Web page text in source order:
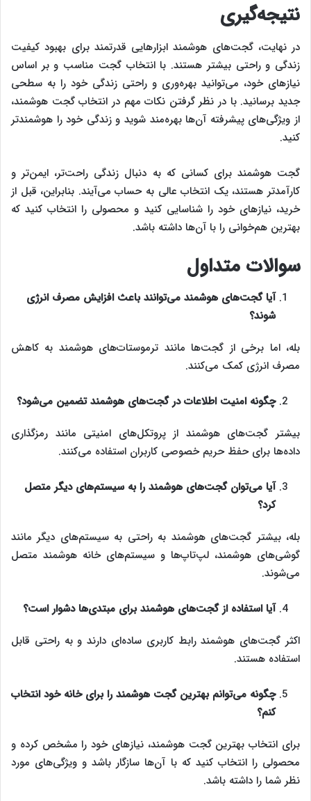
نتیجه‌گیری
در نهایت، گجت‌های هوشمند ابزارهایی قدرتمند برای بهبود کیفیت
زندگی و راحتی بیشتر هستند. با انتخاب گجت مناسب و بر اساس
نیازهای خود، می‌توانید بهره‌وری و راحتی زندگی خود را به سطحی
جدید برسانید. با در نظر گرفتن نکات مهم در انتخاب گجت هوشمند،
از ویژگی‌های پیشرفته آن‌ها بهره‌مند شوید و زندگی خود را هوشمندتر
کنید.
گجت‌ هوشمند برای کسانی که به دنبال زندگی راحت‌تر، ایمن‌تر و
کارآمدتر هستند، یک انتخاب عالی به حساب می‌آیند. بنابراین، قبل از
خرید، نیازهای خود را شناسایی کنید و محصولی را انتخاب کنید که
بهترین هم‌خوانی را با آن‌ها داشته باشد.
سوالات متداول
آیا گجت‌های هوشمند می‌توانند باعث افزایش مصرف انرژی
شوند؟
بله، اما برخی از گجت‌ها مانند ترموستات‌های هوشمند به کاهش
مصرف انرژی کمک می‌کنند.
چگونه امنیت اطلاعات در گجت‌های هوشمند تضمین می‌شود؟
بیشتر گجت‌های هوشمند از پروتکل‌های امنیتی مانند رمزگذاری
داده‌ها برای حفظ حریم خصوصی کاربران استفاده می‌کنند.
آیا می‌توان گجت‌های هوشمند را به سیستم‌های دیگر متصل
کرد؟
بله، بیشتر گجت‌های هوشمند به راحتی به سیستم‌های دیگر مانند
گوشی‌های هوشمند، لپ‌تاپ‌ها و سیستم‌های خانه هوشمند متصل
می‌شوند.
آیا استفاده از گجت‌های هوشمند برای مبتدی‌ها دشوار است؟
اکثر گجت‌های هوشمند رابط کاربری ساده‌ای دارند و به راحتی قابل
استفاده هستند.
چگونه می‌توانم بهترین گجت هوشمند را برای خانه خود انتخاب
کنم؟
برای انتخاب بهترین گجت هوشمند، نیازهای خود را مشخص کرده و
محصولی را انتخاب کنید که با آن‌ها سازگار باشد و ویژگی‌های مورد
نظر شما را داشته باشد.